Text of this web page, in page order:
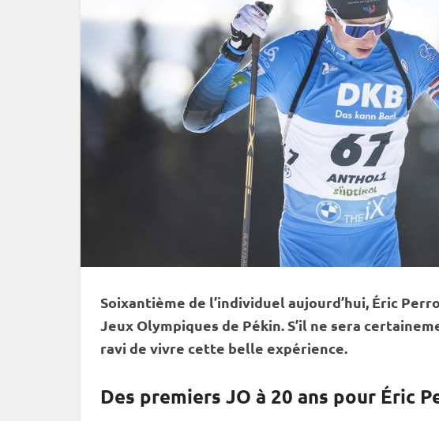
Soixantième de l’individuelaujourd’hui, Éric
Jeux Olympiques de Pékin. S’il ne sera
ravi de vivre cette belle expérience.
Des premiers JO à 20 ans pour Éric